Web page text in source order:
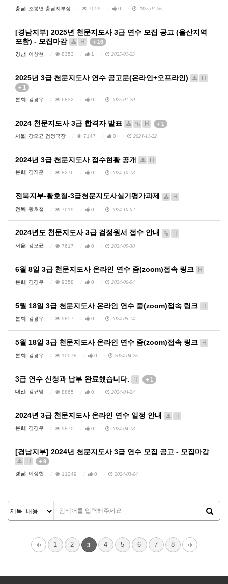
충남| 조봉연 충남지부장 7059 0 2025-01-26
[경남지부] 2025년 천문지도사 3급 연수 모집 공고 (울산지역
포함) - 모집마감
H + 16
경남| 이상현 8353 1 2025-01-23
2025년 3급 천문지도사 연수 공고문(온라인+오프라인) H
+ 1
본회| 김경우 6832 0 2025-01-20
2024 천문지도사 3급 합격자 발표 H + 1
서울| 강오균 검정국장 7147 0 2024-11-22
2024년 3급 천문지도사 접수현황 공개 H
본회| 김지훈 8276 0 2024-10-18
전북지부-황호철-3급천문지도사실기평가과제 H
전북| 황호철 7019 0 2024-10-02
2024년도 천문지도사 3급 검정원서 접수 안내 H
서울| 강오균 7617 0 2024-09-30
6월 8일 3급 천문지도사 온라인 연수 줌(zoom)접속 링크 H
본회| 김경우 9358 0 2024-06-04
5월 18일 3급 천문지도사 온라인 연수 줌(zoom)접속 링크 H
본회| 김경우 9857 0 2024-05-14
5월 18일 3급 천문지도사 온라인 연수 줌(zoom)접속 링크 H
본회| 김경우 10078 0 2024-04-26
3급 연수 신청과 납부 완료했습니다. H + 1
대전| 김규영 8865 0 2024-04-24
2024년 3급 천문지도사 온라인 연수 일정 안내 H
본회| 김경우 9870 0 2024-04-18
[경남지부] 2024년 천문지도사 3급 연수 모집 공고 - 모집마감
H + 9
경남| 이상현 11249 0 2024-03-04
1 2 3 4 5 6 7 8